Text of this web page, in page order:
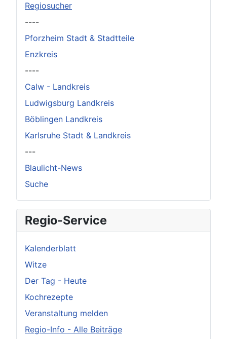
Regiosucher
----
Pforzheim Stadt & Stadtteile
Enzkreis
----
Calw - Landkreis
Ludwigsburg Landkreis
Böblingen Landkreis
Karlsruhe Stadt & Landkreis
---
Blaulicht-News
Suche
Regio-Service
Kalenderblatt
Witze
Der Tag - Heute
Kochrezepte
Veranstaltung melden
Regio-Info - Alle Beiträge